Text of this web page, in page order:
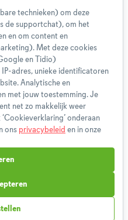
technieken) om deze
de supportchat), om het
en om content en
Met deze cookies
en Tidio)
adres, unieke identificatoren
Analytische en
met jouw toestemming. Je
net zo makkelijk weer
onderaan
ons privacybeleid en in onze